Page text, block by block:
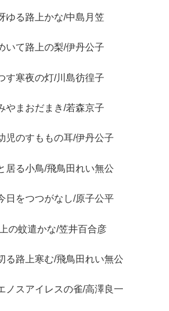
ゆる路上かな/中島月笠
いて路上の梨/伊丹公子
す寒夜の灯/川島彷徨子
やまおだまき/若森京子
児のすももの耳/伊丹公子
居る小鳥/飛鳥田れい無公
日をつつがなし/原子公平
の蚊遣かな/笠井百合彦
る路上寒む/飛鳥田れい無公
ノスアイレスの雀/高澤良一